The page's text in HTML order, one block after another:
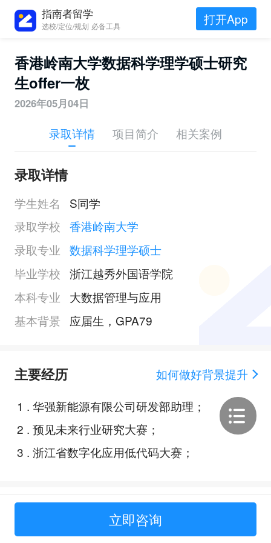
指南者留学
选校/定位/规划 必备工具 打开App
香港岭南大学数据科学理学硕士研究
生offer一枚
2026年05月04日
录取详情 项目简介 相关案例
录取详情
学生姓名
S同学
录取学校 香港岭南大学
录取专业 数据科学理学硕士
毕业学校 浙江越秀外国语学院
本科专业
大数据管理与应用
基本背景
应届生，GPA79
主要经历
如何做好背景提升
1 . 华强新能源有限公司研发部助理；
2 . 预见未来行业研究大赛；
3 . 浙江省数字化应用低代码大赛；
Offer展示 立即咨询